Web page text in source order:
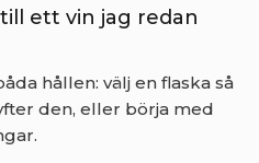
ett vin jag redan
hållen: välj en flaska så
den, eller börja med